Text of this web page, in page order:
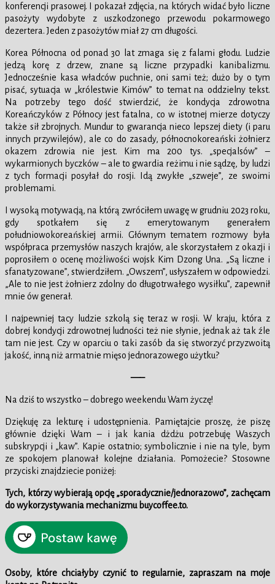
konferencji prasowej. I pokazał zdjęcia, na których widać było liczne
pasożyty wydobyte z uszkodzonego przewodu pokarmowego
dezertera. Jeden z pasożytów miał 27 cm długości.
Korea Północna od ponad 30 lat zmaga się z falami głodu. Ludzie
jedzą korę z drzew, znane są liczne przypadki kanibalizmu.
Jednocześnie kasa władców puchnie, oni sami też; dużo by o tym
pisać, sytuacja w „królestwie Kimów” to temat na oddzielny tekst.
Na potrzeby tego dość stwierdzić, że kondycja zdrowotna
Koreańczyków z Północy jest fatalna, co w istotnej mierze dotyczy
także sił zbrojnych. Mundur to gwarancja nieco lepszej diety (i paru
innych przywilejów), ale co do zasady, północnokoreański żołnierz
okazem zdrowia nie jest. Kim ma 200 tys. „specjalsów” –
wykarmionych byczków – ale to gwardia reżimu i nie sądzę, by ludzi
z tych formacji posyłał do rosji. Idą zwykłe „szweje”, ze swoimi
problemami.
I wysoką motywacją, na którą zwróciłem uwagę w grudniu 2023 roku,
gdy spotkałem się z emerytowanym generałem
południowokoreańskiej armii. Głównym tematem rozmowy była
współpraca przemysłów naszych krajów, ale skorzystałem z okazji i
poprosiłem o ocenę możliwości wojsk Kim Dzong Una. „Są liczne i
sfanatyzowane”, stwierdziłem. „Owszem”, usłyszałem w odpowiedzi.
„Ale to nie jest żołnierz zdolny do długotrwałego wysiłku”, zapewnił
mnie ów generał.
I najpewniej tacy ludzie szkolą się teraz w rosji. W kraju, która z
dobrej kondycji zdrowotnej ludności też nie słynie, jednak aż tak źle
tam nie jest. Czy w oparciu o taki zasób da się stworzyć przyzwoitą
jakość, inną niż armatnie mięso jednorazowego użytku?
—–
Na dziś to wszystko – dobrego weekendu Wam życzę!
Dziękuję za lekturę i udostępnienia. Pamiętajcie proszę, że piszę
głównie dzięki Wam – i jak kania dżdżu potrzebuję Waszych
subskrypcji i „kaw”. Kapie ostatnio; symbolicznie i nie na tyle, bym
ze spokojem planował kolejne działania. Pomożecie? Stosowne
przyciski znajdziecie poniżej:
Tych, którzy wybierają opcję „sporadycznie/jednorazowo”, zachęcam
do wykorzystywania mechanizmu buycoffee.to.
Osoby, które chciałyby czynić to regularnie, zapraszam na moje